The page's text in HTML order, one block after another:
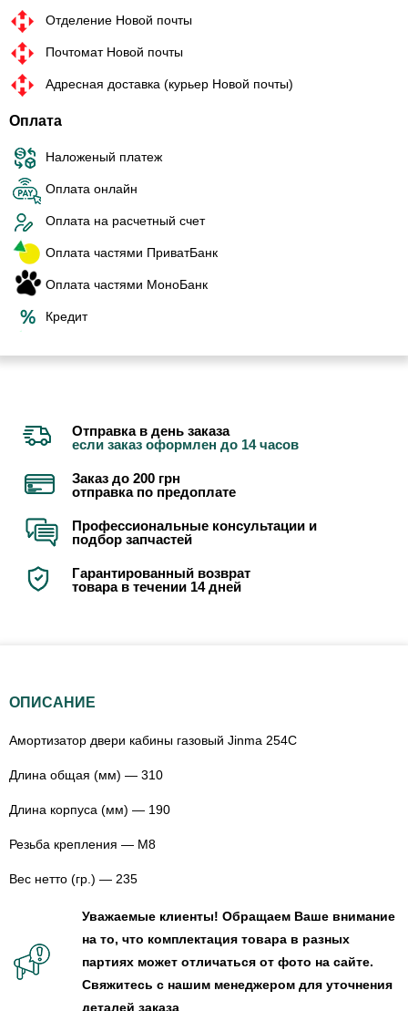
Отделение Новой почты
Почтомат Новой почты
Адресная доставка (курьер Новой почты)
Оплата
Наложеный платеж
Оплата онлайн
Оплата на расчетный счет
Оплата частями ПриватБанк
Оплата частями МоноБанк
Кредит
Отправка в день заказа
если заказ оформлен до 14 часов
Заказ до 200 грн
отправка по предоплате
Профессиональные консультации и
подбор запчастей
Гарантированный возврат
товара в течении 14 дней
ОПИСАНИЕ
Амортизатор двери кабины газовый Jinma 254C
Длина общая (мм) — 310
Длина корпуса (мм) — 190
Резьба крепления — М8
Вес нетто (гр.) — 235
Уважаемые клиенты! Обращаем Ваше внимание
на то, что комплектация товара в разных
партиях может отличаться от фото на сайте.
Свяжитесь с нашим менеджером для уточнения
деталей заказа